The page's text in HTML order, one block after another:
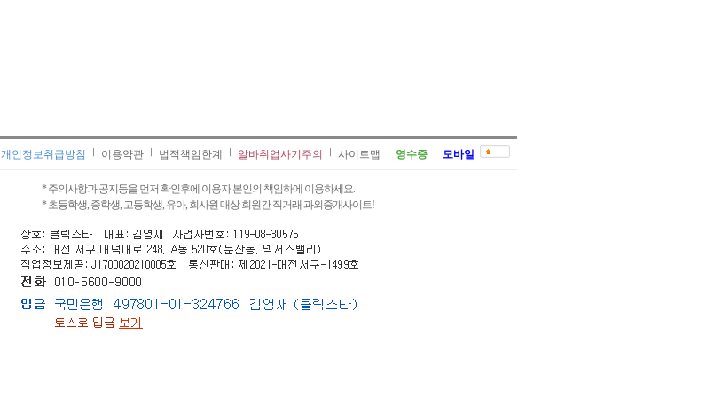
개인정보취급방침 이용약관 법적책임한계 알바취업사기주의 사이트맵 영수증 모바일
* 주의사항과 공지등을 먼저 확인후에 이용자 본인의 책임하에 이용하세요.
* 초등학생, 중학생, 고등학생, 유아, 회사원 대상 회원간 직거래 과외중개사이트!